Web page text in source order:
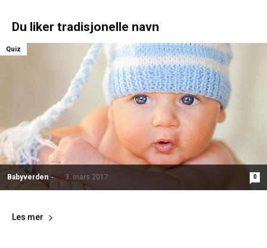
Du liker tradisjonelle navn
Babyverden - 3. mars 2017 0
Quiz
Les mer